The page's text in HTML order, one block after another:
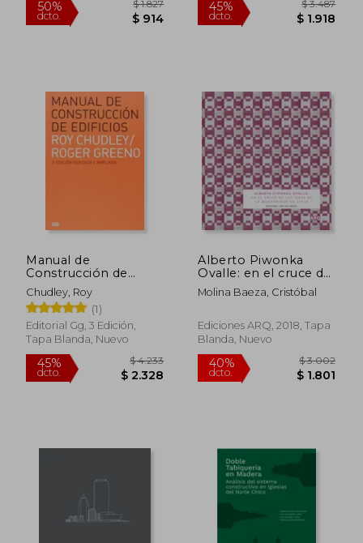
50%
dcto.
45%
dcto. $
Manual de
Construcción de
Edificios
Chudley, Roy
(1)
Editorial Gg, 3 Edición,
Tapa Blanda, Nuevo
Alberto Piwonka
Ovalle: en el cruce de
la ideas de la
modernidad en Chile
Molina Baeza, Cristóbal
Ediciones ARQ, 2018, Tapa
Blanda, Nuevo